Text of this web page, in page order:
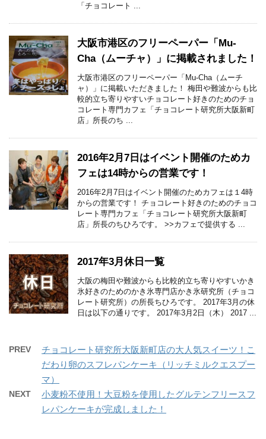
「チョコレート ...
大阪市港区のフリーペーパー「Mu-
Cha（ムーチャ）」に掲載されました！
大阪市港区のフリーペーパー「Mu-Cha（ムーチ
ャ）」に掲載いただきました！ 梅田や難波からも比
較的立ち寄りやすいチョコレート好きのためのチョ
コレート専門カフェ「チョコレート研究所大阪新町
店」所長のち ...
2016年2月7日はイベント開催のためカ
フェは14時からの営業です！
2016年2月7日はイベント開催のためカフェは１4時
からの営業です！ チョコレート好きのためのチョコ
レート専門カフェ「チョコレート研究所大阪新町
店」所長のちひろです。 >>カフェで提供する ...
2017年3月休日一覧
大阪の梅田や難波からも比較的立ち寄りやすいかき
氷好きのためのかき氷専門店かき氷研究所（チョコ
レート研究所）の所長ちひろです。 2017年3月の休
日は以下の通りです。 2017年3月2日（木） 2017 ...
PREV
チョコレート研究所大阪新町店の大人気スイーツ！こ
だわり卵のスフレパンケーキ（リッチミルクエスプー
マ）
NEXT
小麦粉不使用！大豆粉を使用したグルテンフリースフ
レパンケーキが完成しました！